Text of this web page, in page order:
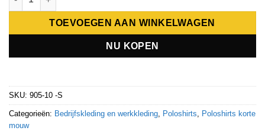
TOEVOEGEN AAN WINKELWAGEN
NU KOPEN
SKU: 905-10 -S
Categorieën: Bedrijfskleding en werkkleding, Poloshirts, Poloshirts korte
mouw